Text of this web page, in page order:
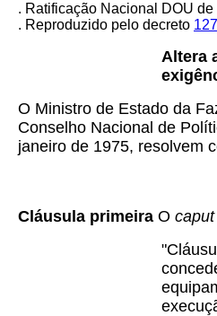
. Ratificação Nacional DOU
. Reproduzido pelo decreto
Altera
O Ministro de Estado da
Conselho Nacional de
janeiro de 1975, resolvem
Cláusula primeira O caput